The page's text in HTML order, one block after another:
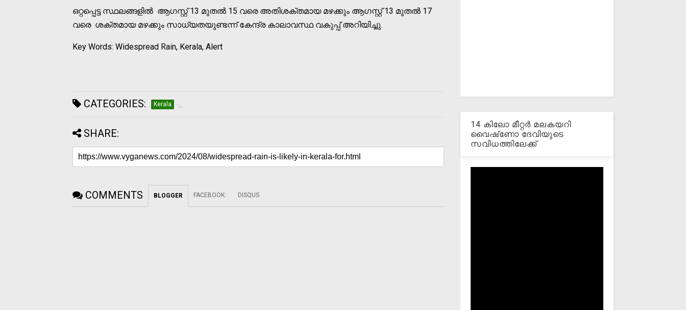
ഒറ്റപ്പെട്ട സ്ഥലങ്ങളില്‍ ആഗസ്റ്റ് 13 മുതല്‍ 15 വരെ അതിശക്തമായ മഴക്കും ആഗസ്റ്റ് 13 മുതല്‍ 17
വരെ ശക്തമായ മഴക്കും സാധ്യതയുണ്ടന്ന് കേന്ദ്ര കാലാവസ്ഥ വകുപ്പ് അറിയിച്ചു.
Key Words: Widespread Rain, Kerala, Alert
CATEGORIES: Kerala
SHARE:
COMMENTS BLOGGER FACEBOOK: DISQUS
14 കിലോ മീറ്റര്‍ മലകയറി
വൈഷ്‌ണോ ദേവിയുടെ
സവിധത്തിലേക്ക്